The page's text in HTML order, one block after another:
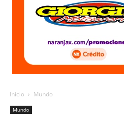
Inicio Mundo
Mundo